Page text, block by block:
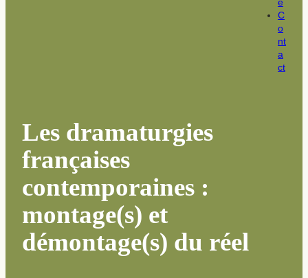
e
C
o
nt
a
ct
Les dramaturgies
françaises
contemporaines :
montage(s) et
démontage(s) du réel